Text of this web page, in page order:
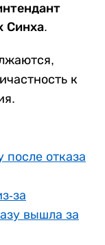
Синха.
к
отказа
за
вышла за